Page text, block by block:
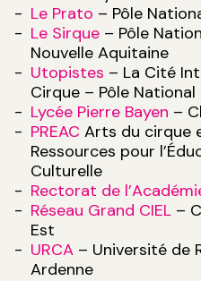
Le Prato – Pôle
Le Sirque – Pôle
Nouvelle Aquitaine
Utopistes – La Cité
Cirque – Pôle
Lycée Pierre Bayen –
PREAC Arts du cirque
Ressources pour
Culturelle
Rectorat de
Réseau Grand CIEL –
Est
URCA – Université de
Ardenne